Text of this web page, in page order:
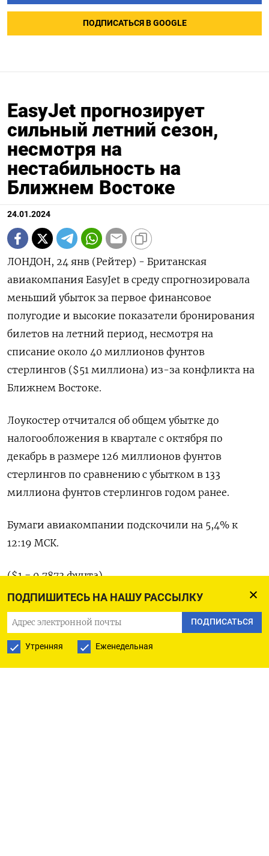
ПОДПИШИТЕСЬ НА НАШУ РАССЫЛКУ
ПОДПИСАТЬСЯ
Утренняя Еженедельная
ПОДПИСАТЬСЯ В GOOGLE
EasyJet прогнозирует
сильный летний сезон,
несмотря на
нестабильность на
Ближнем Востоке
24.01.2024
ЛОНДОН, 24 янв (Рейтер) - Британская
авиакомпания EasyJet в среду спрогнозировала
меньший убыток за первое финансовое
полугодие и высокие показатели бронирования
билетов на летний период, несмотря на
списание около 40 миллионов фунтов
стерлингов ($51 миллиона) из-за конфликта на
Ближнем Востоке.
Лоукостер отчитался об общем убытке до
налогообложения в квартале с октября по
декабрь в размере 126 миллионов фунтов
стерлингов по сравнению с убытком в 133
миллиона фунтов стерлингов годом ранее.
Бумаги авиакомпании подскочили на 5,4% к
12:19 МСК.
($1 = 0,7873 фунта)
доступен по коду: (Джоанна Плучинска в
Лондоне и Ядариса Шабонг в Бангалоре)